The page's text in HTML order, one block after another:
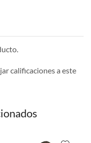
calificaciones a este